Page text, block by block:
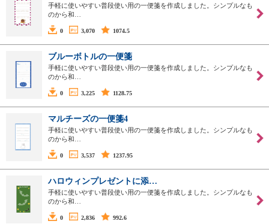
手軽に使いやすい普段使い用の一便箋を作成しました。シンプルなも
のから和…
0 3,070 1074.5
ブルーボトルの一便箋
手軽に使いやすい普段使い用の一便箋を作成しました。シンプルなも
のから和…
0 3,225 1128.75
マルチーズの一便箋4
手軽に使いやすい普段使い用の一便箋を作成しました。シンプルなも
のから和…
0 3,537 1237.95
ハロウィンプレゼントに添…
手軽に使いやすい普段使い用の一便箋を作成しました。シンプルなも
のから和…
0 2,836 992.6